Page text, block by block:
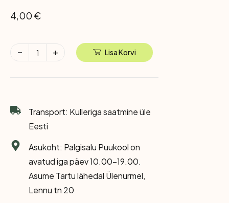
4,00 €
Lisa Korvi
Transport: Kulleriga saatmine üle
Eesti
Asukoht: Palgisalu Puukool on
avatud iga päev 10.00-19.00.
Asume Tartu lähedal Ülenurmel,
Lennu tn 20